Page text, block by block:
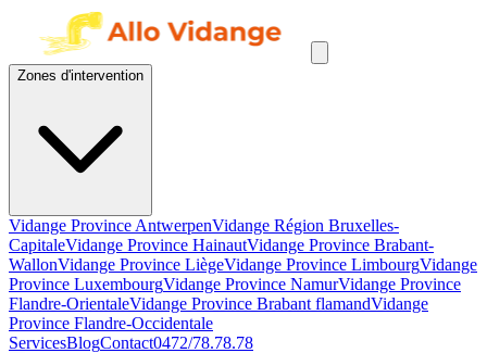
Zones d'intervention
Vidange Province AntwerpenVidange Région Bruxelles-
CapitaleVidange Province HainautVidange Province Brabant-
WallonVidange Province LiègeVidange Province LimbourgVidange
Province LuxembourgVidange Province NamurVidange Province
Flandre-OrientaleVidange Province Brabant flamandVidange
Province Flandre-Occidentale
ServicesBlogContact0472/78.78.78